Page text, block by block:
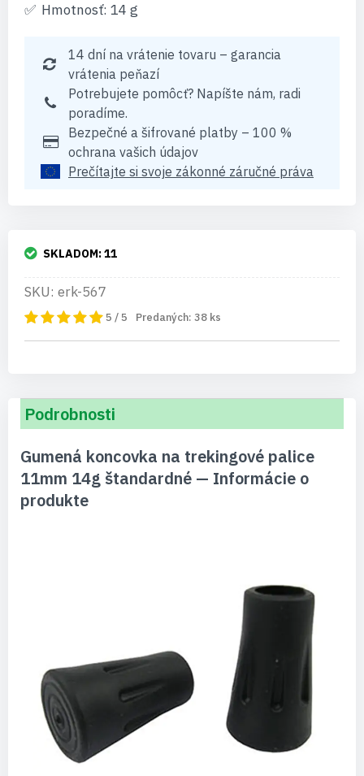
Hmotnosť: 14 g
14 dní na vrátenie tovaru – garancia
vrátenia peňazí
Potrebujete pomôcť? Napíšte nám, radi
poradíme.
Bezpečné a šifrované platby – 100 %
ochrana vašich údajov
Prečítajte si svoje zákonné záručné práva
SKLADOM:11
SKU: erk-567
5 / 5 Predaných: 38 ks
Podrobnosti
Gumená koncovka na trekingové palice
11mm 14g štandardné — Informácie o
produkte